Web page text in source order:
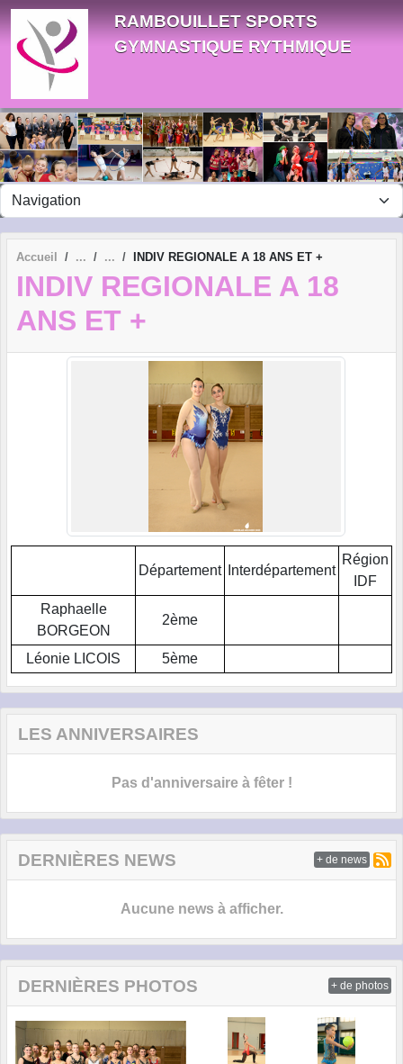
RAMBOUILLET SPORTS
GYMNASTIQUE RYTHMIQUE
Accueil INDIV REGIONALE A 18 ANS ET +
INDIV REGIONALE A 18
ANS ET +
Département Interdépartement
Région
IDF
Raphaelle
BORGEON
2ème
Léonie LICOIS 5ème
LES ANNIVERSAIRES
Pas d'anniversaire à fêter !
DERNIÈRES NEWS
Aucune news à afficher.
+ de news
DERNIÈRES PHOTOS + de photos
Panneau de gestion des cookies